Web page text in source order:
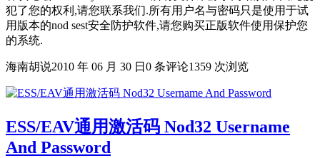
犯了您的权利,请您联系我们.所有用户名与密码只是使用于试
用版本的nod sest安全防护软件,请您购买正版软件使用保护您
的系统.
海南胡说2010 年 06 月 30 日 0 条评论1359 次浏览
ESS/EAV通用激活码 Nod32 Username
And Password